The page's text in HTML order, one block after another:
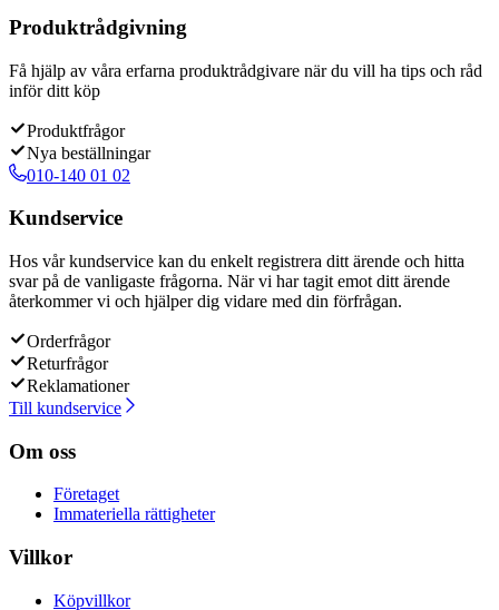
Produktrådgivning
Få hjälp av våra erfarna produktrådgivare när du vill ha tips och råd
inför ditt köp
Produktfrågor
Nya beställningar
010-140 01 02
Kundservice
Hos vår kundservice kan du enkelt registrera ditt ärende och hitta
svar på de vanligaste frågorna. När vi har tagit emot ditt ärende
återkommer vi och hjälper dig vidare med din förfrågan.
Orderfrågor
Returfrågor
Reklamationer
Till kundservice
Om oss
Företaget
Immateriella rättigheter
Villkor
Köpvillkor